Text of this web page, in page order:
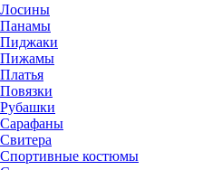
Лосины
Панамы
Пиджаки
Пижамы
Платья
Повязки
Рубашки
Сарафаны
Свитера
Спортивные костюмы